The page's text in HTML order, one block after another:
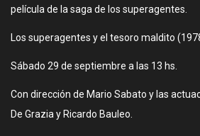
película de la saga de los superagentes.
Los superagentes y el tesoro maldito
Sábado 29 de septiembre a las 13 hs.
Con dirección de Mario Sabato y las
De Grazia y Ricardo Bauleo.